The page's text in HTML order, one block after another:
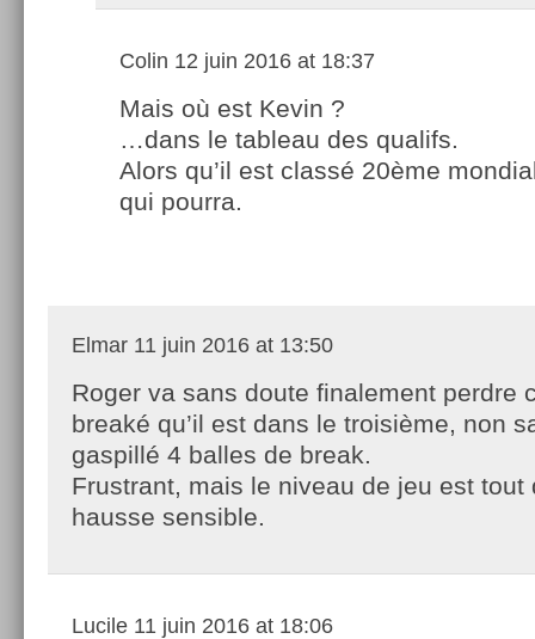
Colin 12 juin 2016 at 18:37
Mais où est Kevin ?
…dans le tableau des qualifs.
Alors qu’il est classé 20ème
qui pourra.
Elmar 11 juin 2016 at 13:50
Roger va sans doute finalement perdre
breaké qu’il est dans le troisième, non
gaspillé 4 balles de break.
Frustrant, mais le niveau de jeu est tout
hausse sensible.
Lucile 11 juin 2016 at 18:06